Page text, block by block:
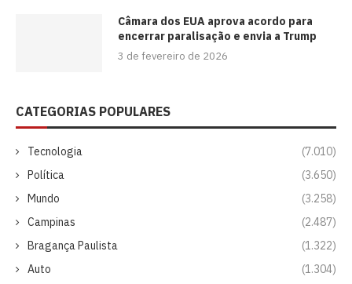
Câmara dos EUA aprova acordo para
encerrar paralisação e envia a Trump
3 de fevereiro de 2026
CATEGORIAS POPULARES
Tecnologia
(7.010)
Política
(3.650)
Mundo
(3.258)
Campinas
(2.487)
Bragança Paulista
(1.322)
Auto
(1.304)